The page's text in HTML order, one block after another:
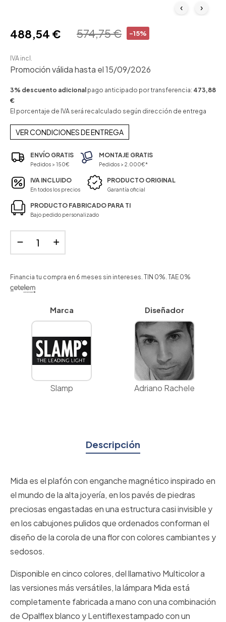
‹ ›
-15%
574,75 €
488,54 €
IVA incl.
Promoción válida hasta el 15/09/2026
3% descuento adicional pago anticipado por transferencia: 473,88
€
El porcentaje de IVA será recalculado según dirección de entrega
VER CONDICIONES DE ENTREGA
ENVÍO GRATIS
Pedidos > 150€
MONTAJE GRATIS
Pedidos > 2.000€*
IVA INCLUIDO
En todos los precios
PRODUCTO ORIGINAL
Garantía oficial
PRODUCTO FABRICADO PARA TI
Bajo pedido personalizado
Financia tu compra en 6 meses sin intereses. TIN 0%. TAE 0%
Marca
Slamp
Diseñador
Adriano Rachele
Descripción
Mida es el plafón con enganche magnético inspirado en
el mundo de la alta joyería, en los pavés de piedras
preciosas engastadas en una estructura casi invisible y
en los cabujones pulidos que ordenados conforman el
diseño de la corola de una flor con colores cambiantes y
sedosos.
Disponible en cinco colores, del llamativo Multicolor a
las versiones más versátiles, la lámpara Mida está
completamente fabricada a mano con una combinación
de Opalflex blanco y Lentiflexestampado con un